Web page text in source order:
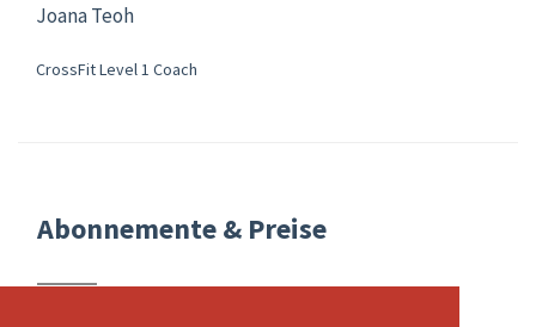
Joana Teoh
CrossFit Level 1 Coach
Abonnemente & Preise